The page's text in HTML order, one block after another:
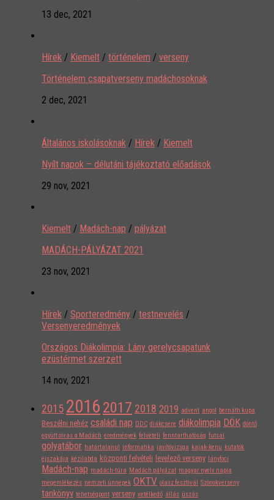
13 dec, 2021
Hírek / Kiemelt / történelem / verseny
Történelem csapatverseny madáchosoknak
2 dec, 2021
Általános iskolásoknak / Hírek / Kiemelt
Nyílt napok – délutáni tájékoztató előadások
29 nov, 2021
Kiemelt / Madách-nap / pályázat
MADÁCH-PÁLYÁZAT 2021
23 nov, 2021
Hírek / Sporteredmény / testnevelés /
Versenyeredmények
Országos Diákolimpia: Lány gerelycsapatunk
ezüstérmet szerzett
14 nov, 2021
2015 2016 2017 2018 2019 advent angol bernáth kupa
Beszélni nehéz családi nap DDC diákcsere diákolimpia DÖK döntő
együtt olvas a Madách eredmények felvételi fenntarthatóság futsal
golyatábor határtalanul informatika javítóvizsga kajak-kenu kutatók
éjszakája kézilabda központi felvételi levelező verseny lányfoci
Madách-nap madách-túra Madách pályázat magyar nyelv napja
megemlékezés nemzeti ünnepek OKTV olasz fesztivál Szónokverseny
tankönyv tehetségpont verseny vetélkedő állás úszás